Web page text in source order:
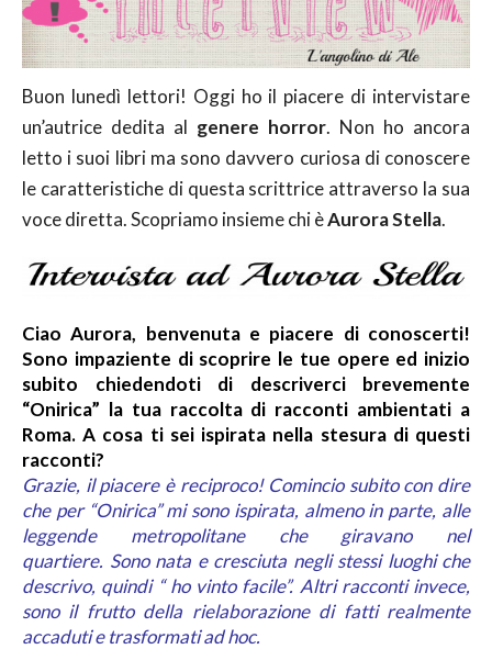
Buon lunedì lettori! Oggi ho il piacere di intervistare
un’autrice dedita al genere horror. Non ho ancora
letto i suoi libri ma sono davvero curiosa di conoscere
le caratteristiche di questa scrittrice attraverso la sua
voce diretta. Scopriamo insieme chi èAurora Stella.
Ciao Aurora, benvenuta e piacere di conoscerti!
Sono impaziente di scoprire le tue opere ed inizio
subito chiedendoti di descriverci brevemente
“Onirica” la tua raccolta di racconti ambientati a
Roma. A cosa ti sei ispirata nella stesura di questi
racconti?
Grazie, il piacere è reciproco! Comincio subito con dire
che per “Onirica” mi sono ispirata, almeno in parte, alle
leggendemetropolitane che giravano nel
quartiere. Sono nata e cresciuta negli stessi luoghi che
descrivo, quindi “ ho vinto facile”. Altri racconti invece,
sono il frutto della rielaborazione di fatti realmente
accaduti e trasformati ad hoc.